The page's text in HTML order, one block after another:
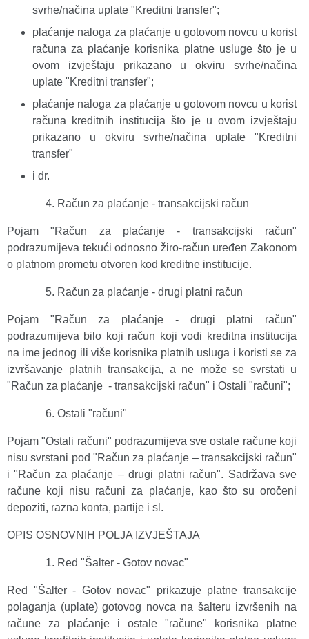
svrhe/načina uplate "Kreditni transfer";
plaćanje naloga za plaćanje u gotovom novcu u korist
računa za plaćanje korisnika platne usluge što je u
ovom izvještaju prikazano u okviru svrhe/načina
uplate "Kreditni transfer";
plaćanje naloga za plaćanje u gotovom novcu u korist
računa kreditnih institucija što je u ovom izvještaju
prikazano u okviru svrhe/načina uplate "Kreditni
transfer"
i dr.
Račun za plaćanje - transakcijski račun
Pojam "Račun za plaćanje - transakcijski račun"
podrazumijeva tekući odnosno žiro-račun uređen Zakonom
o platnom prometu otvoren kod kreditne institucije.
Račun za plaćanje - drugi platni račun
Pojam "Račun za plaćanje - drugi platni račun"
podrazumijeva bilo koji račun koji vodi kreditna institucija
na ime jednog ili više korisnika platnih usluga i koristi se za
izvršavanje platnih transakcija, a ne može se svrstati u
"Račun za plaćanje - transakcijski račun" i Ostali "računi";
Ostali "računi"
Pojam "Ostali računi" podrazumijeva sve ostale račune koji
nisu svrstani pod "Račun za plaćanje – transakcijski račun"
i "Račun za plaćanje – drugi platni račun". Sadržava sve
račune koji nisu računi za plaćanje, kao što su oročeni
depoziti, razna konta, partije i sl.
OPIS OSNOVNIH POLJA IZVJEŠTAJA
Red "Šalter - Gotov novac"
Red "Šalter - Gotov novac" prikazuje platne transakcije
polaganja (uplate) gotovog novca na šalteru izvršenih na
račune za plaćanje i ostale "račune" korisnika platne